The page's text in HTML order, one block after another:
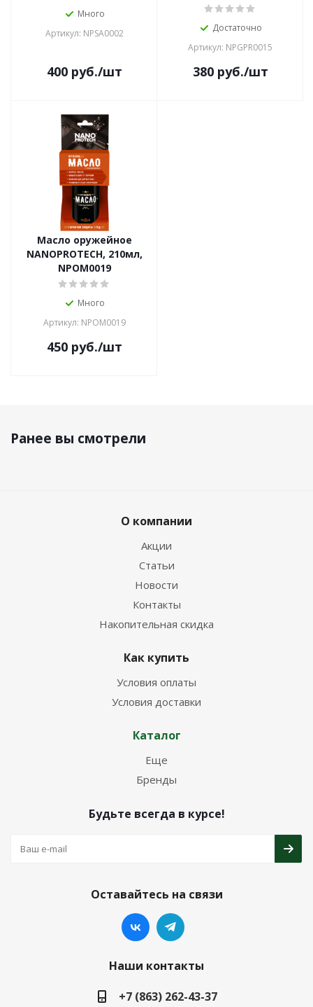
Много
Артикул: NPSA0002
400руб./шт
Достаточно
Артикул: NPGPR0015
380руб./шт
Масло оружейное
NANOPROTECH, 210мл,
NPOM0019
Много
Артикул: NPOM0019
450руб./шт
Ранее вы смотрели
О компании
Акции
Статьи
Новости
Контакты
Накопительная скидка
Как купить
Условия оплаты
Условия доставки
Каталог
Еще
Бренды
Будьте всегда в курсе!
Оставайтесь на связи
Наши контакты
+7 (863) 262-43-37